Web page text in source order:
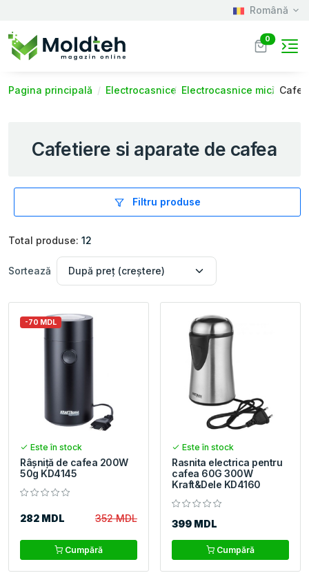
Română
0
Pagina principală Electrocasnice Electrocasnice mici
Cafetiere si aparate de cafea
Filtru produse
Total produse: 12
Sortează
-70 MDL
Este în stock
Râșniță de cafea 200W
50g KD4145
282 MDL 352 MDL
Cumpără
Este în stock
Rasnita electrica pentru
cafea 60G 300W
Kraft&Dele KD4160
399 MDL
Cumpără